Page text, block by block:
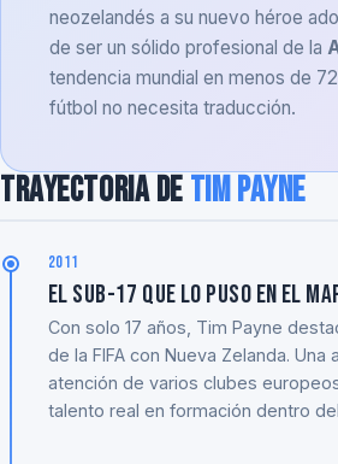
neozelandés a su nuevo héroe
de ser un sólido profesional de la
tendencia mundial en menos de
fútbol no necesita traducción.
Trayectoria de Tim Payne
2011
El Sub-17 que lo puso en el
Con solo 17 años, Tim Payne
de la FIFA con Nueva Zelanda. Una
atención de varios clubes
talento real en formación dentro